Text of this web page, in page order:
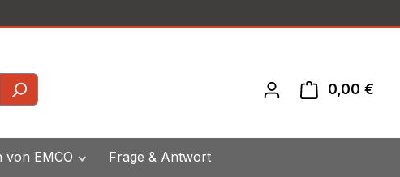
0,00 €
von EMCO Frage & Antwort